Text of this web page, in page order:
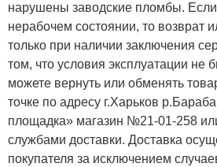
нарушены заводские пломбы. Если
нерабочем состоянии, то возврат
только при наличии заключения
том, что условия эксплуатации
можете вернуть или обменять
точке по адресу г.Харьков
площадка» магазин №21-01-258
службами доставки. Доставка
покупателя за исключением